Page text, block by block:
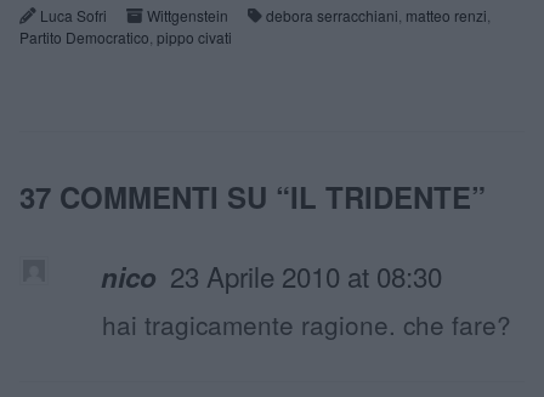
Luca Sofri Wittgenstein debora serracchiani matteo renzi
Partito Democratico pippo civati
37 COMMENTI SU “IL TRIDENTE”
nico 23 Aprile 2010 at 08:30
hai tragicamente ragione. che fare?